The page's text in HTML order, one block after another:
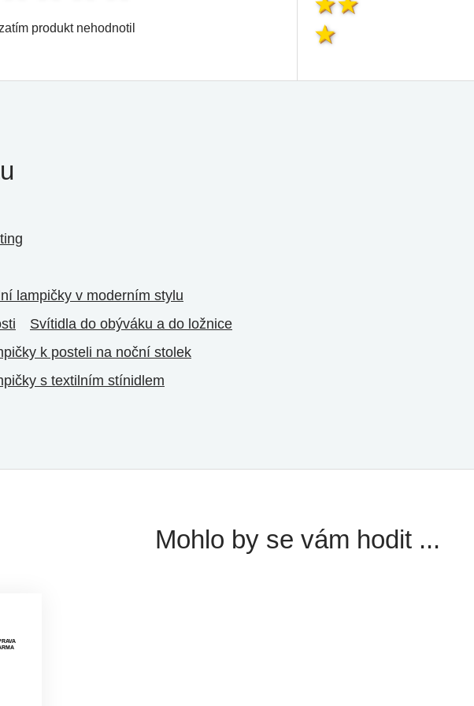
produkt nehodnotil
lampičky v moderním stylu
Svítidla do obýváku a do ložnice
k posteli na noční stolek
s textilním stínidlem
Mohlo by se vám hodit ...